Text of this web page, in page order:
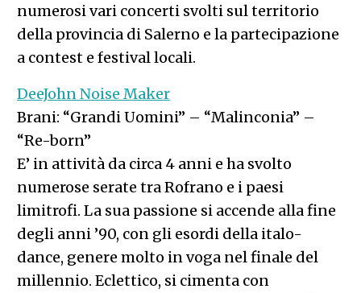
numerosi vari concerti svolti sul territorio
della provincia di Salerno e la partecipazione
a contest e festival locali.
DeeJohn Noise Maker
Brani: “Grandi Uomini” – “Malinconia” –
“Re-born”
E’ in attività da circa 4 anni e ha svolto
numerose serate tra Rofrano e i paesi
limitrofi. La sua passione si accende alla fine
degli anni ’90, con gli esordi della italo-
dance, genere molto in voga nel finale del
millennio. Eclettico, si cimenta con